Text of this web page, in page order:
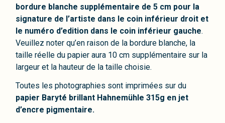
bordure blanche supplémentaire de 5 cm pour la
signature de l’artiste dans le coin inférieur droit et
le numéro d’edition dans le coin inférieur gauche.
Veuillez noter qu’en raison de la bordure blanche, la
taille réelle du papier aura 10 cm supplémentaire sur la
largeur et la hauteur de la taille choisie.
Toutes les photographies sont imprimées sur du
papier Baryté brillant Hahnemühle 315g en jet
d’encre pigmentaire.